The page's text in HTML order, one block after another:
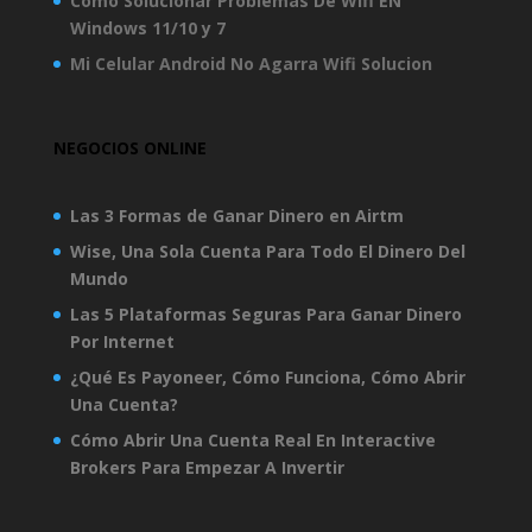
Windows 11/10 y 7
Mi Celular Android No Agarra Wifi Solucion
NEGOCIOS ONLINE
Las 3 Formas de Ganar Dinero en Airtm
Wise, Una Sola Cuenta Para Todo El Dinero Del
Mundo
Las 5 Plataformas Seguras Para Ganar Dinero
Por Internet
¿Qué Es Payoneer, Cómo Funciona, Cómo Abrir
Una Cuenta?
Cómo Abrir Una Cuenta Real En Interactive
Brokers Para Empezar A Invertir